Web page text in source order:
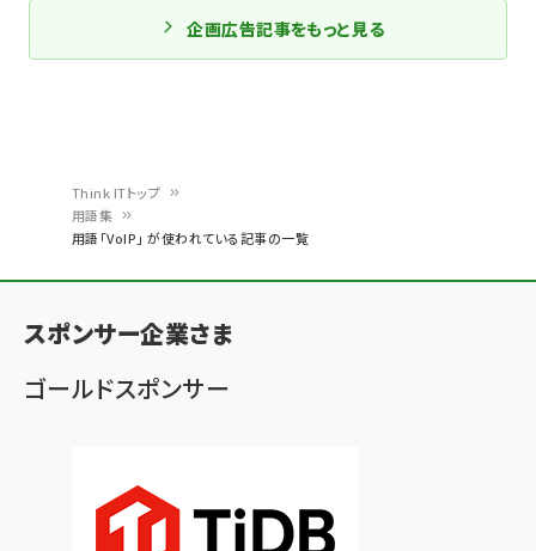
ン
く
ず
Think ITトップ
用語集
用語「VoIP」 が使われている記事の一覧
企画広告記事をもっと見る
スポンサー企業さま
ゴールドスポンサー